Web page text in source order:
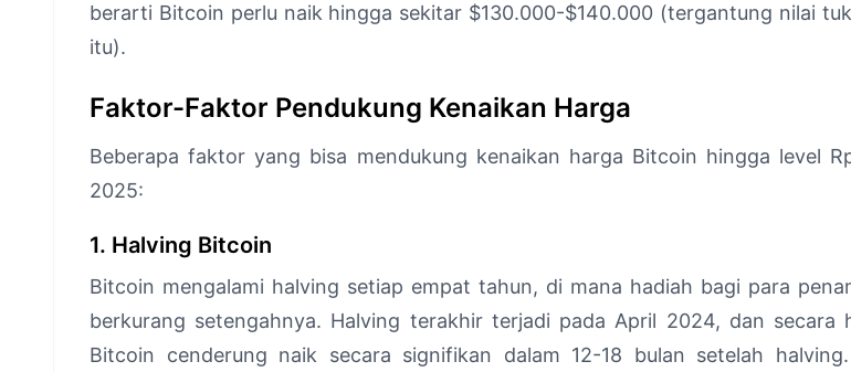
berarti Bitcoin perlu naik hingga sekitar $130.000-$140.000 (tergantung nilai
itu).
Faktor-Faktor Pendukung Kenaikan Harga
Beberapa faktor yang bisa mendukung kenaikan harga Bitcoin hingga level
2025:
1. Halving Bitcoin
Bitcoin mengalami halving setiap empat tahun, di mana hadiah bagi para
berkurang setengahnya. Halving terakhir terjadi pada April 2024, dan secara
Bitcoin cenderung naik secara signifikan dalam 12-18 bulan setelah